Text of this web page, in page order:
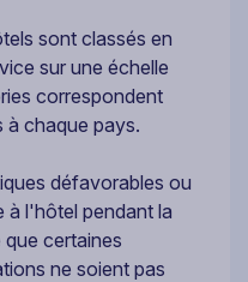
sont classés en
sur une échelle
correspondent
à chaque pays.
défavorables ou
l'hôtel pendant la
que certaines
ne soient pas